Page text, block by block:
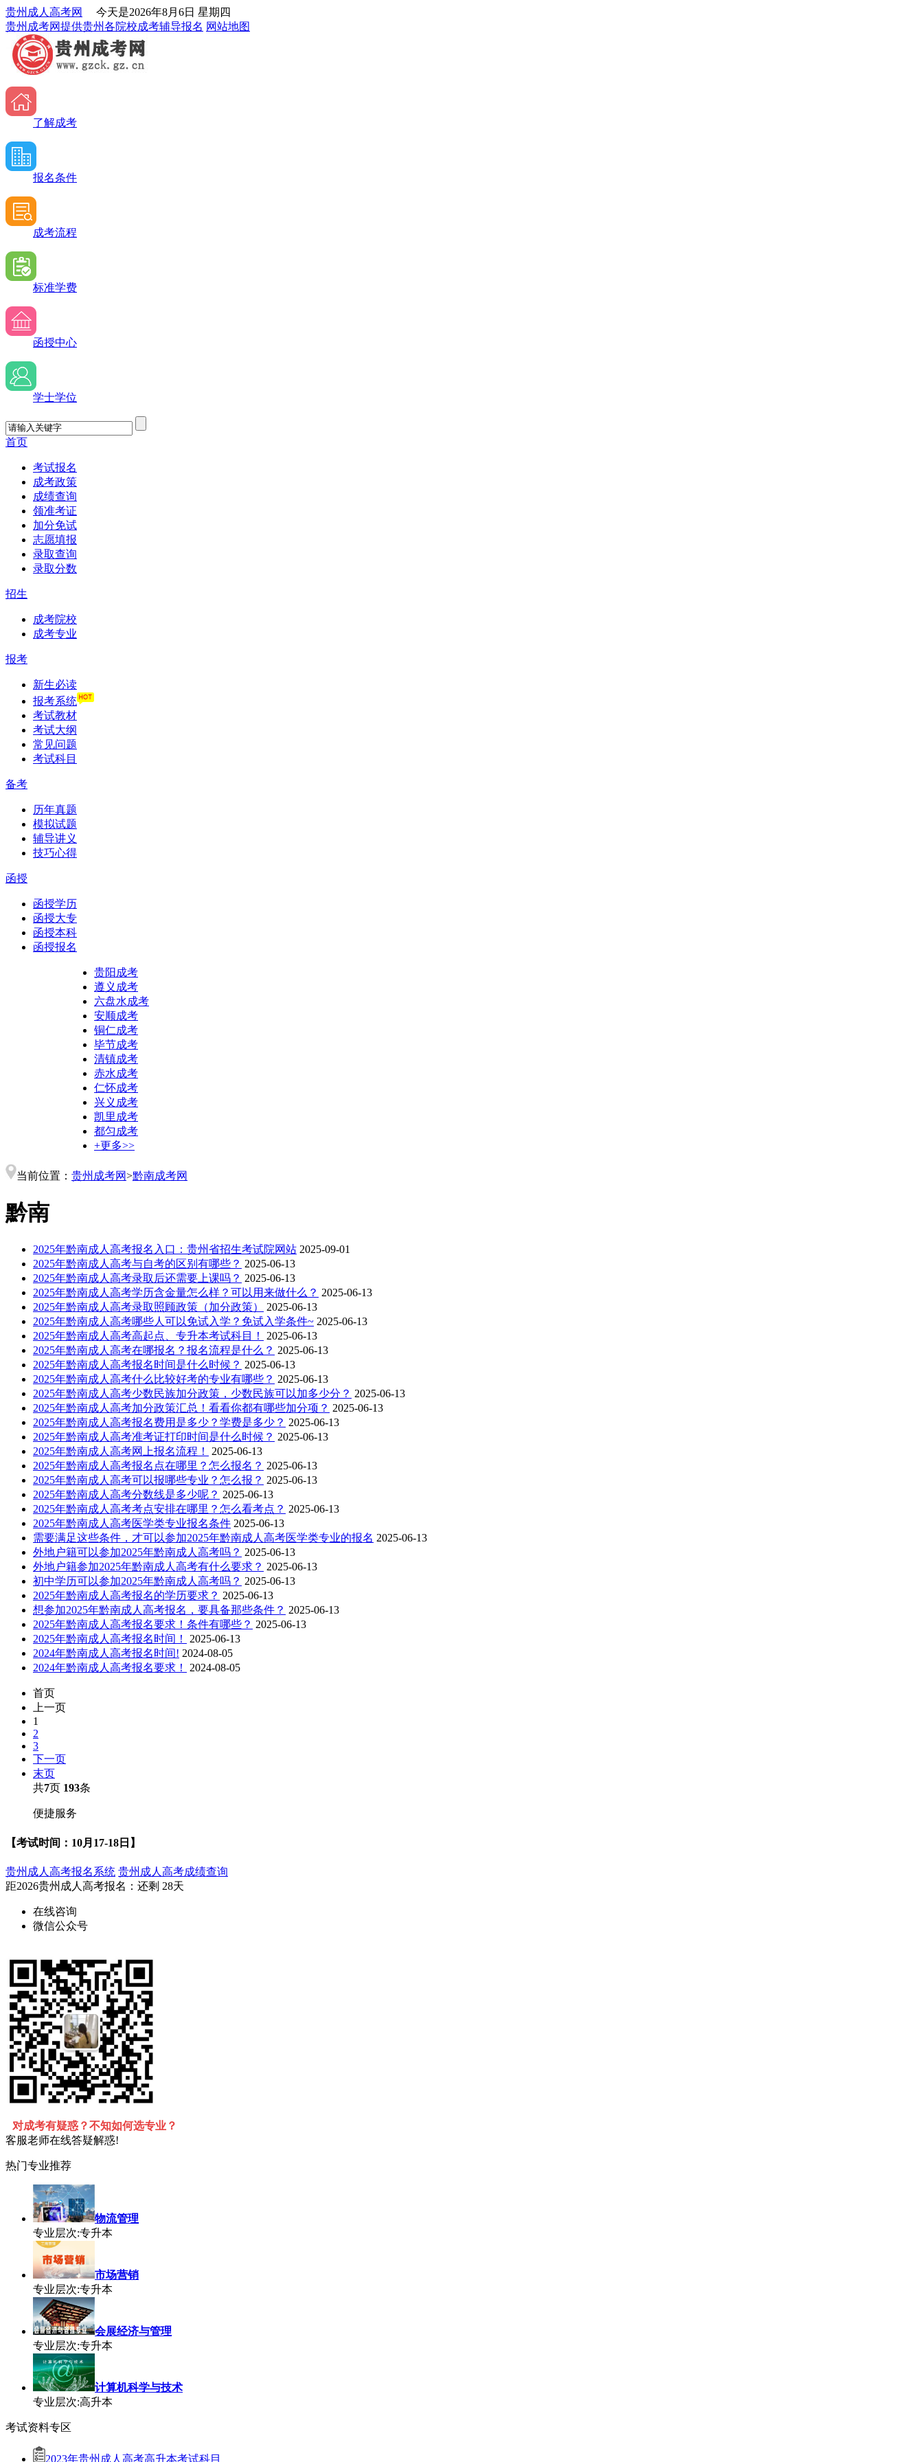
贵州成人高考网 今天是2026年8月6日 星期四
贵州成考网提供贵州各院校成考辅导报名 网站地图
了解成考
报名条件
成考流程
标准学费
函授中心
学士学位
首页
考试报名
成考政策
成绩查询
领准考证
加分免试
志愿填报
录取查询
录取分数
招生
成考院校
成考专业
报考
新生必读
报考系统
考试教材
考试大纲
常见问题
考试科目
备考
历年真题
模拟试题
辅导讲义
技巧心得
函授
函授学历
函授大专
函授本科
函授报名
贵阳成考
遵义成考
六盘水成考
安顺成考
铜仁成考
毕节成考
清镇成考
赤水成考
仁怀成考
兴义成考
凯里成考
都匀成考
+更多>>
当前位置： 贵州成考网>黔南成考网
黔南
2025年黔南成人高考报名入口：贵州省招生考试院网站 2025-09-01
2025年黔南成人高考与自考的区别有哪些？ 2025-06-13
2025年黔南成人高考录取后还需要上课吗？ 2025-06-13
2025年黔南成人高考学历含金量怎么样？可以用来做什么？ 2025-06-13
2025年黔南成人高考录取照顾政策（加分政策）
2025-06-13
2025年黔南成人高考哪些人可以免试入学？免试入学条件~ 2025-06-13
2025年黔南成人高考高起点、专升本考试科目！
2025-06-13
2025年黔南成人高考在哪报名？报名流程是什么？ 2025-06-13
2025年黔南成人高考报名时间是什么时候？ 2025-06-13
2025年黔南成人高考什么比较好考的专业有哪些？ 2025-06-13
2025年黔南成人高考少数民族加分政策，少数民族可以加多少分？ 2025-06-13
2025年黔南成人高考加分政策汇总！看看你都有哪些加分项？ 2025-06-13
2025年黔南成人高考报名费用是多少？学费是多少？ 2025-06-13
2025年黔南成人高考准考证打印时间是什么时候？ 2025-06-13
2025年黔南成人高考网上报名流程！
2025-06-13
2025年黔南成人高考报名点在哪里？怎么报名？ 2025-06-13
2025年黔南成人高考可以报哪些专业？怎么报？ 2025-06-13
2025年黔南成人高考分数线是多少呢？ 2025-06-13
2025年黔南成人高考考点安排在哪里？怎么看考点？ 2025-06-13
2025年黔南成人高考医学类专业报名条件 2025-06-13
需要满足这些条件，才可以参加2025年黔南成人高考医学类专业的报名 2025-06-13
外地户籍可以参加2025年黔南成人高考吗？ 2025-06-13
外地户籍参加2025年黔南成人高考有什么要求？ 2025-06-13
初中学历可以参加2025年黔南成人高考吗？ 2025-06-13
2025年黔南成人高考报名的学历要求？ 2025-06-13
想参加2025年黔南成人高考报名，要具备那些条件？ 2025-06-13
2025年黔南成人高考报名要求！条件有哪些？ 2025-06-13
2025年黔南成人高考报名时间！
2025-06-13
2024年黔南成人高考报名时间! 2024-08-05
2024年黔南成人高考报名要求！
2024-08-05
首页
上一页
1
2
3
下一页
末页
共7页 193条
便捷服务
【考试时间：10月17-18日】
贵州成人高考报名系统 贵州成人高考成绩查询
距2026贵州成人高考报名 ：还剩 28天
在线咨询
微信公众号
对成考有疑惑？不知如何选专业？
客服老师在线答疑解惑!
热门专业推荐
物流管理
专业层次:专升本
市场营销
专业层次:专升本
会展经济与管理
专业层次:专升本
计算机科学与技术
专业层次:高升本
考试资料专区
2023年贵州成人高考高升本考试科目